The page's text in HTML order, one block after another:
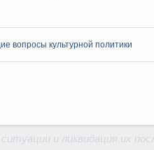
вопросы культурной политики
часть
ещё двум
и ликвидация их